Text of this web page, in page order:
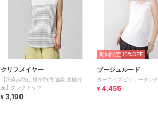
クリフメイヤー
【汗染み防止 撥水防汚 速乾 接触冷
感】タンクトップ
¥ 3,190
期間限定10%OFF
ブージュルード
ターコイズビジュータンク
¥ 4,455